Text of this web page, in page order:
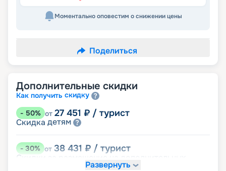
Моментально оповестим о снижении цены
Поделиться
Дополнительные скидки
Как получить скидку
- 50% от 27 451 ₽ / турист
Скидка детям
-30% от 38 431 ₽ / турист
Скидки за размещение на дополнительных
Развернуть